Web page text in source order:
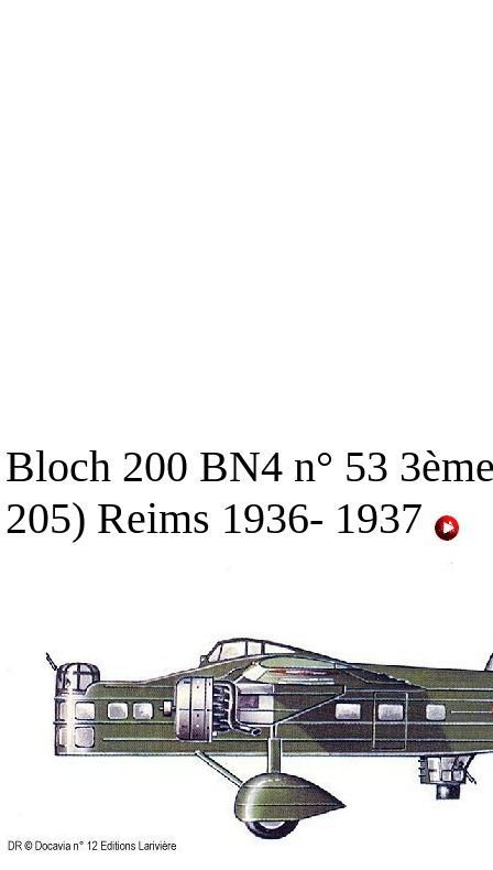
Bloch 200 BN4 n° 53
205) Reims 1936- 1937